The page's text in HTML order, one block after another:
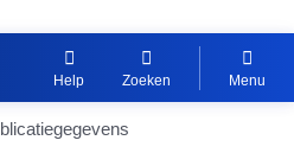
Help Zoeken Menu